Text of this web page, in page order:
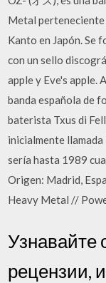
Metal
Kanto en Japón. Se
con un sello
apple y Eve's apple.
banda española de
baterista Txus di
inicialmente
sería hasta 1989
Origen: Madrid,
Heavy Metal //
Узнавайте
рецензии,